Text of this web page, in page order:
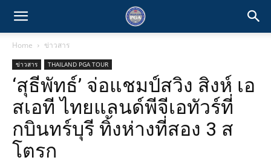
Home ข่าวสาร
ข่าวสาร THAILAND PGA TOUR
‘สุธีพัทธ์’ จ่อแชมป์สวิง สิงห์ เอ
สเอที ไทยแลนด์พีจีเอทัวร์ที่
กบินทร์บุรี ทิ้งห่างที่สอง 3 ส
โตรก